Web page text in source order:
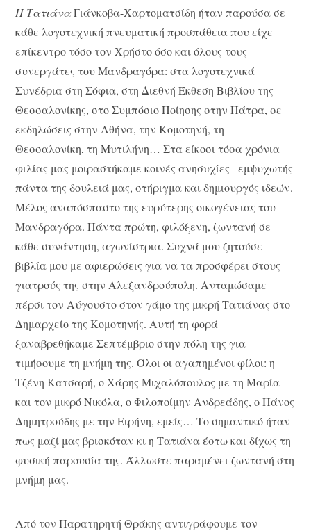
Η ΤατιάναΓιάνκοβα-Χαρτοματσίδη ήταν παρούσα σε
κάθε λογοτεχνική πνευματική προσπάθεια που είχε
επίκεντρο τόσο τον Χρήστο όσο και όλους τους
συνεργάτες του Μανδραγόρα: στα λογοτεχνικά
Συνέδρια στη Σόφια, στη Διεθνή Έκθεση Βιβλίου της
Θεσσαλονίκης, στο Συμπόσιο Ποίησης στην Πάτρα, σε
εκδηλώσεις στην Αθήνα, την Κομοτηνή, τη
Θεσσαλονίκη, τη Μυτιλήνη… Στα είκοσι τόσα χρόνια
φιλίας μας μοιραστήκαμε κοινές ανησυχίες –εμψυχωτής
πάντα της δουλειά μας, στήριγμα και δημιουργός ιδεών.
Μέλος αναπόσπαστο της ευρύτερης οικογένειας του
Μανδραγόρα. Πάντα πρώτη, φιλόξενη, ζωντανή σε
κάθε συνάντηση, αγωνίστρια. Συχνά μου ζητούσε
βιβλία μου με αφιερώσεις για να τα προσφέρει στους
γιατρούς της στην Αλεξανδρούπολη. Ανταμώσαμε
πέρσι τον Αύγουστο στον γάμο της μικρή Τατιάνας στο
Δημαρχείο της Κομοτηνής. Αυτή τη φορά
ξαναβρεθήκαμε Σεπτέμβριο στην πόλη της για
τιμήσουμε τη μνήμη της. Όλοι οι αγαπημένοι φίλοι: η
Τζένη Κατσαρή, ο Χάρης Μιχαλόπουλος με τη Μαρία
και τον μικρό Νικόλα, ο Φιλοποίμην Ανδρεάδης, ο Πάνος
Δημητρούδης με την Ειρήνη, εμείς… Το σημαντικό ήταν
πως μαζί μας βρισκόταν κι η Τατιάνα έστω και δίχως τη
φυσική παρουσία της. Άλλωστε παραμένει ζωντανή στη
μνήμη μας.
Από τον Παρατηρητή Θράκης αντιγράφουμε τον